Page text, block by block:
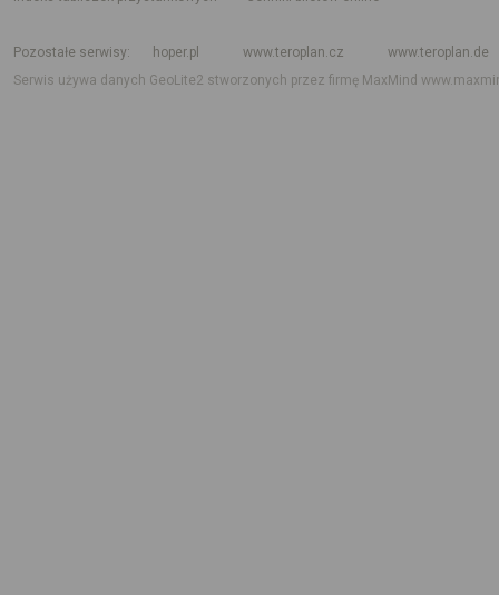
Pozostałe serwisy
hoper.pl www.teroplan.cz
www.teroplan.de
Serwis używa danych GeoLite2 stworzonych przez firmę MaxMind